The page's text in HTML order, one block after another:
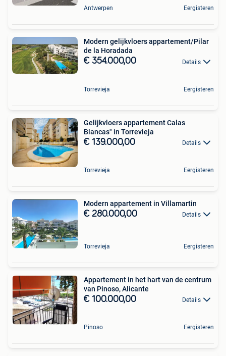
Antwerpen Eergisteren
Modern gelijkvloers appartement/Pilar
de la Horadada
€ 354.000,00 Details
Torrevieja Eergisteren
Gelijkvloers appartement Calas
Blancas" in Torrevieja
€ 139.000,00 Details
Torrevieja Eergisteren
Modern appartement in Villamartin
€ 280.000,00 Details
Torrevieja Eergisteren
Appartement in het hart van de centrum
van Pinoso, Alicante
€ 100.000,00 Details
Pinoso Eergisteren